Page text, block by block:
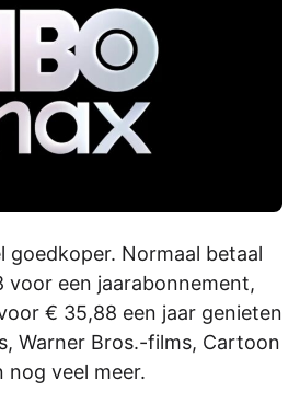
goedkoper. Normaal betaal
voor een jaarabonnement,
€ 35,88 een jaar genieten
Warner Bros.-films, Cartoon
veel meer.